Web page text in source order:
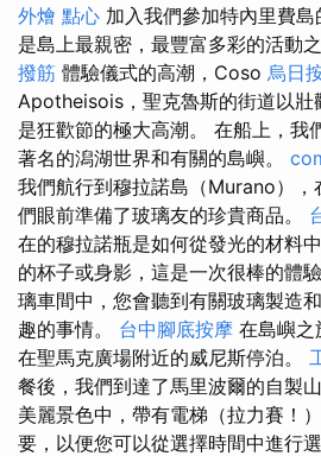
外燴 點心 加入我們參加特內里費
是島上最親密，最豐富多彩的活動
撥筋 體驗儀式的高潮，Coso 烏日
Apotheisois，聖克魯斯的街道以壯
是狂歡節的極大高潮。 在船上，我
著名的潟湖世界和有關的島嶼。
我們航行到穆拉諾島（Murano），
們眼前準備了玻璃友的珍貴商品。
在的穆拉諾瓶是如何從發光的材料
的杯子或身影，這是一次很棒的體驗
璃車間中，您會聽到有關玻璃製造
趣的事情。 台中腳底按摩 在島嶼之
在聖馬克廣場附近的威尼斯停泊。
餐後，我們到達了馬里波爾的自製
美麗景色中，帶有電梯（拉力賽！
要，以便您可以從選擇時間中進行